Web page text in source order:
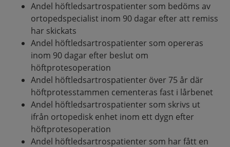
Andel höftledsartrospatienter som bedöms av
ortopedspecialist inom 90 dagar efter att remiss
har skickats
Andel höftledsartrospatienter som opereras
inom 90 dagar efter beslut om
höftprotesoperation
Andel höftledsartrospatienter över 75 år där
höftprotesstammen cementeras fast i lårbenet
Andel höftledsartrospatienter som skrivs ut
ifrån ortopedisk enhet inom ett dygn efter
höftprotesoperation
Andel höftledsartrospatienter som har fått en